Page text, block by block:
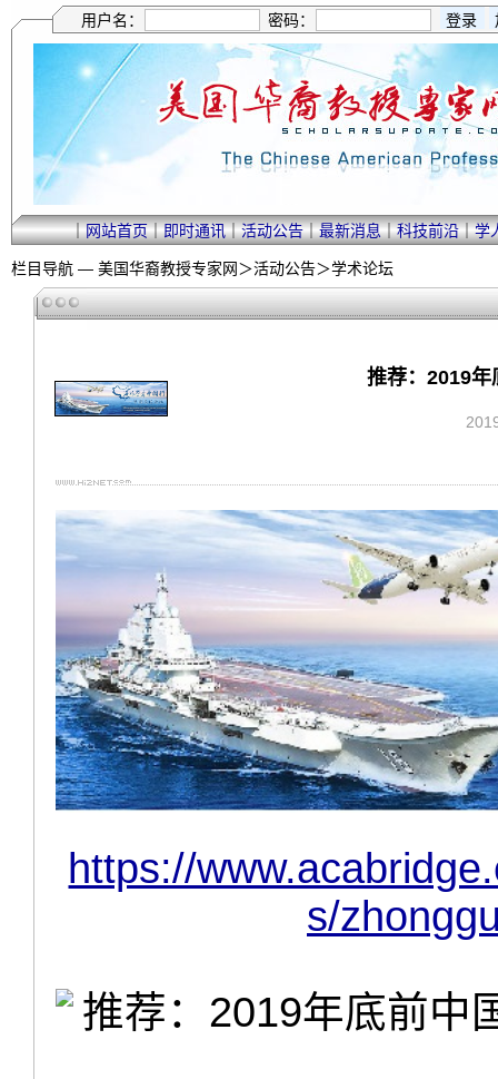
用户名： 密码：
｜网站首页｜即时通讯｜活动公告｜最新消息｜科技前沿｜学
栏目导航 — 美国华裔教授专家网＞活动公告＞学术论坛
推荐：2019
https://
s/